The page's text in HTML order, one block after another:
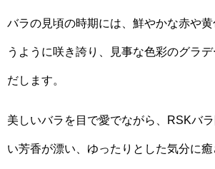
バラの見頃の時期には、鮮やかな赤や
うように咲き誇り、見事な色彩のグラ
だします。
美しいバラを目で愛でながら、RSKバ
い芳香が漂い、ゆったりとした気分に癒